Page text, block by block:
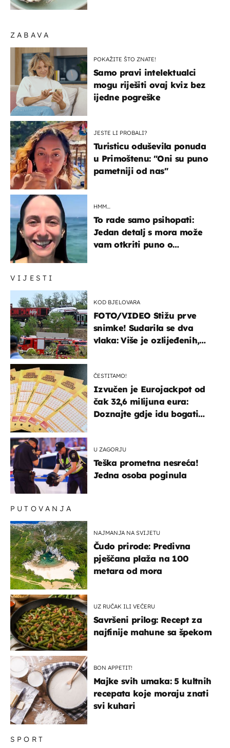
VIJESTI
KOD BJELOVARA
FOTO/VIDEO Stižu prve
snimke! Sudarila se dva
vlaka: Više je ozlijeđenih,
ČESTITAMO!
Izvučen je Eurojackpot od
čak 32,6 milijuna eura:
Doznajte gdje idu bogati
U ZAGORJU
Teška prometna nesreća!
Jedna osoba poginula
ZABAVA
POKAŽITE ŠTO ZNATE!
Samo pravi intelektualci
mogu riješiti ovaj kviz bez
ijedne pogreške
JESTE LI PROBALI?
Turisticu oduševila ponuda
u Primoštenu: "Oni su puno
pametniji od nas"
HMM…
To rade samo psihopati:
Jedan detalj s mora može
vam otkriti puno o
SPORT
PUTOVANJA
NAJMANJA NA SVIJETU
Čudo prirode: Predivna
pješčana plaža na 100
metara od mora
UZ RUČAK ILI VEČERU
Savršeni prilog: Recept za
najfinije mahune sa špekom
BON APPETIT!
Majke svih umaka: 5 kultnih
recepata koje moraju znati
svi kuhari